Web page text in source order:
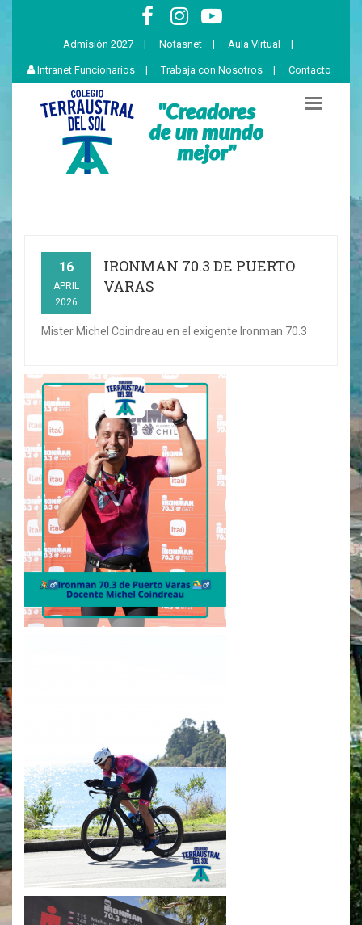
Admisión 2027 | Notasnet | Aula Virtual |
Intranet Funcionarios | Trabaja con Nosotros | Contacto
16
APRIL
2026
IRONMAN 70.3 DE PUERTO
VARAS
Mister Michel Coindreau en el exigente Ironman 70.3